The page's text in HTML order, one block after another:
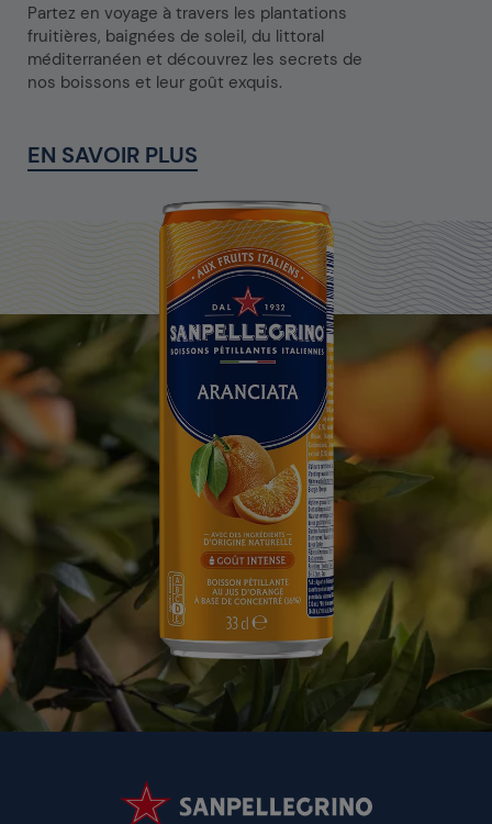
Partez en voyage à travers les plantations
fruitières, baignées de soleil, du littoral
méditerranéen et découvrez les secrets de
nos boissons et leur goût exquis.
EN SAVOIR PLUS